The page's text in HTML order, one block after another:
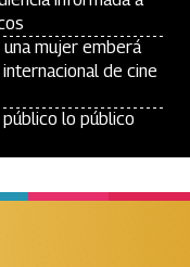
mujer emberá
de cine
lo público